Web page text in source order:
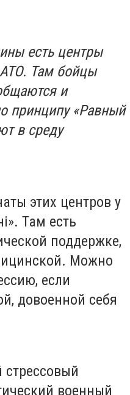
есть центры
Там бойцы
и
принципу «Равный
в среду
этих центров у
Там есть
поддержке,
Можно
если
довоенной себя